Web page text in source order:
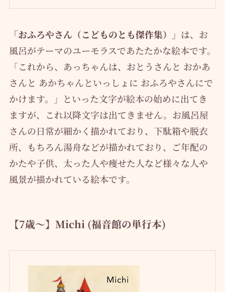
「おふろやさん（こどものとも傑作集）」 は、お
風呂がテーマのユーモラスであたたかな絵本です。
「これから、あっちゃんは、おとうさんと おかあ
さんと あかちゃんといっしょに おふろやさんにで
かけます。」といった文字が絵本の始めに出てき
ますが、これ以降文字は出てきません。お風呂屋
さんの日常が細かく描かれており、下駄箱や脱衣
所、もちろん湯舟などが描かれており、ご年配の
かたや子供、太った人や痩せた人など様々な人や
風景が描かれている絵本です。
【7歳～】Michi (福音館の単行本)